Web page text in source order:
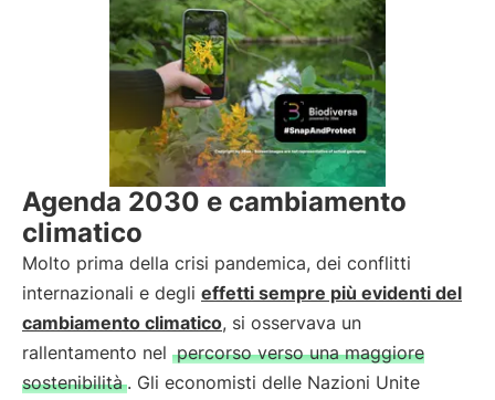
Agenda 2030 e cambiamento
climatico
Molto prima della crisi pandemica, dei conflitti
internazionali e degli effetti sempre più evidenti del
cambiamento climatico, si osservava un
rallentamento nel percorso verso una maggiore
sostenibilità . Gli economisti delle Nazioni Unite